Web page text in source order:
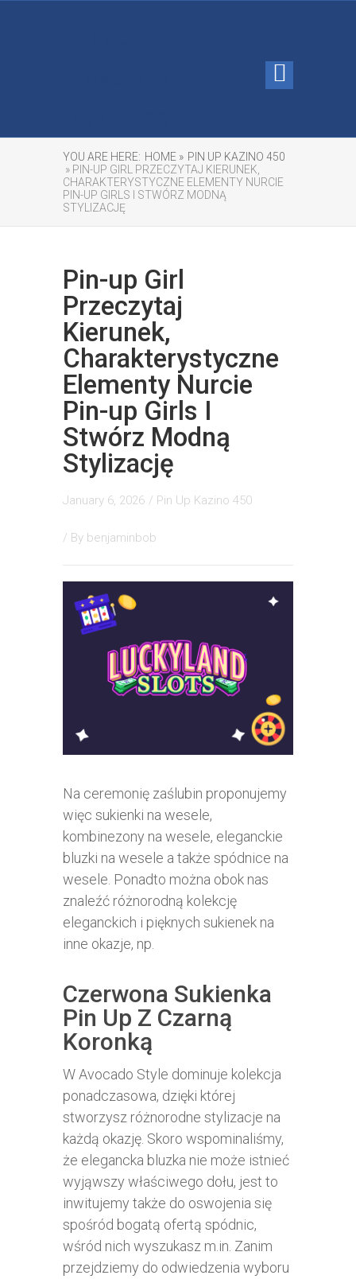
YOU ARE HERE: HOME » PIN UP KAZINO 450
» PIN-UP GIRL PRZECZYTAJ KIERUNEK,
CHARAKTERYSTYCZNE ELEMENTY NURCIE
PIN-UP GIRLS I STWÓRZ MODNĄ
STYLIZACJĘ
Pin-up Girl
Przeczytaj
Kierunek,
Charakterystyczne
Elementy Nurcie
Pin-up Girls I
Stwórz Modną
Stylizację
January 6, 2026 / Pin Up Kazino 450
/ By benjaminbob
Na ceremonię zaślubin proponujemy
więc sukienki na wesele,
kombinezony na wesele, eleganckie
bluzki na wesele a także spódnice na
wesele. Ponadto można obok nas
znaleźć różnorodną kolekcję
eleganckich i pięknych sukienek na
inne okazje, np.
Czerwona Sukienka
Pin Up Z Czarną
Koronką
W Avocado Style dominuje kolekcja
ponadczasowa, dzięki której
stworzysz różnorodne stylizacje na
każdą okazję. Skoro wspominaliśmy,
że elegancka bluzka nie może istnieć
wyjąwszy właściwego dołu, jest to
inwitujemy także do oswojenia się
spośród bogatą ofertą spódnic,
wśród nich wyszukasz m.in. Zanim
przejdziemy do odwiedzenia wyboru